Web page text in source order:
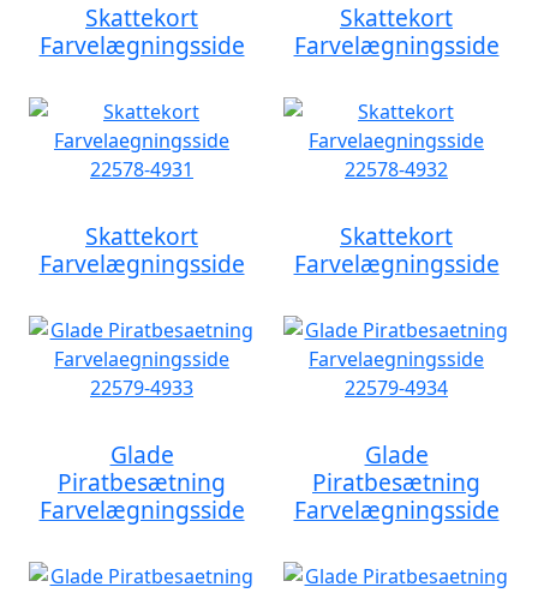
Skattekort
Farvelægningsside
Skattekort
Farvelægningsside
Skattekort
Farvelægningsside
Skattekort
Farvelægningsside
Glade
Piratbesætning
Farvelægningsside
Glade
Piratbesætning
Farvelægningsside